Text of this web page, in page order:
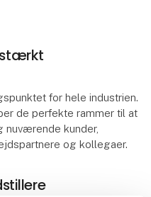
stærkt
for hele industrien.
de perfekte rammer til at
kunder,
og kollegaer.